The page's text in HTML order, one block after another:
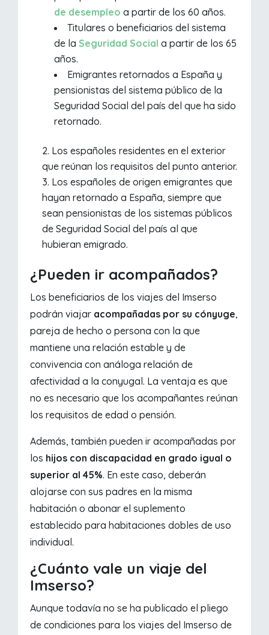
de desempleo a partir de los 60 años.
Titulares o beneficiarios del sistema
de la Seguridad Social a partir de los 65
años.
Emigrantes retornados a España y
pensionistas del sistema público de la
Seguridad Social del país del que ha sido
retornado.
Los españoles residentes en el exterior
que reúnan los requisitos del punto anterior.
Los españoles de origen emigrantes que
hayan retornado a España, siempre que
sean pensionistas de los sistemas públicos
de Seguridad Social del país al que
hubieran emigrado.
¿Pueden ir acompañados?
Los beneficiarios de los viajes del Imserso
podrán viajar acompañadas por su cónyuge,
pareja de hecho o persona con la que
mantiene una relación estable y de
convivencia con análoga relación de
afectividad a la conyugal. La ventaja es que
no es necesario que los acompañantes reúnan
los requisitos de edad o pensión.
Además, también pueden ir acompañadas por
los hijos con discapacidad en grado igual o
superior al 45%. En este caso, deberán
alojarse con sus padres en la misma
habitación o abonar el suplemento
establecido para habitaciones dobles de uso
individual.
¿Cuánto vale un viaje del
Imserso?
Aunque todavía no se ha publicado el pliego
de condiciones para los viajes del Imserso de